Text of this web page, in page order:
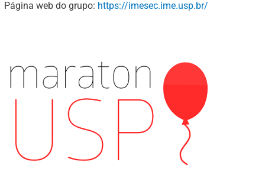
Página web do grupo: https://imesec.ime.usp.br/